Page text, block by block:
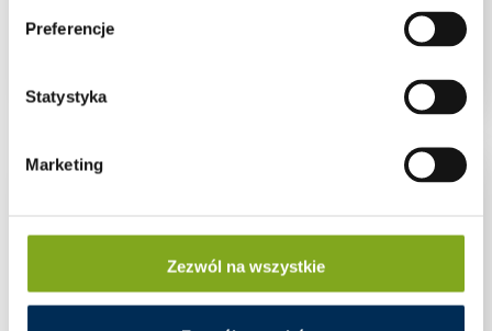
Preferencje
Statystyka
Marketing
Zezwól na wszystkie
Pompa ciepła Midea 14 kW M-Thermal PRO
Monoblok R32 MHC-V14W/D2RN8-B2ER90